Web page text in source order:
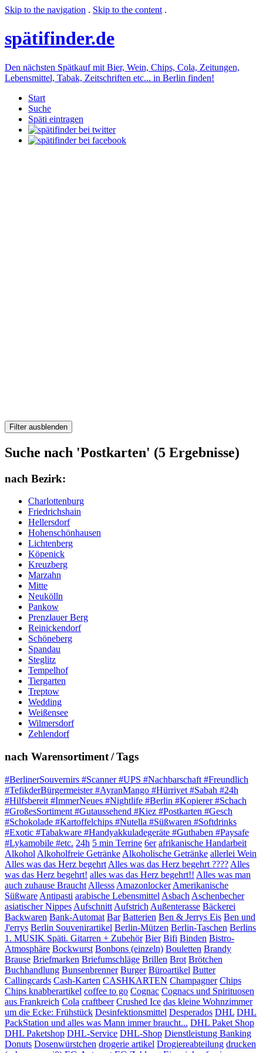
Skip to the navigation . Skip to the content .
spätifinder.de
Den nächsten Spätkauf mit Bier, Wein, Chips, Cola, Zeitungen,
Lebensmittel, Tabak, Zeitschriften etc... in Berlin finden!
Start
Suche
Späti eintragen
Filter ausblenden
Suche nach 'Postkarten' (5 Ergebnisse)
nach Bezirk:
Charlottenburg
Friedrichshain
Hellersdorf
Hohenschönhausen
Lichtenberg
Köpenick
Kreuzberg
Marzahn
Mitte
Neukölln
Pankow
Prenzlauer Berg
Reinickendorf
Schöneberg
Spandau
Steglitz
Tempelhof
Tiergarten
Treptow
Wedding
Weißensee
Wilmersdorf
Zehlendorf
nach Warensortiment / Tags
#BerlinerSouvernirs #Scanner #UPS #Nachbarschaft #Freundlich
#TefikderBürgermeister #AyranMango #Hürriyet #Sabah #24h
#Hilfsbereit #ImmerNeues #Nightlife #Berlin #Kopierer #Schach
#GroßesSortiment #Gutaussehend #Kiez #Postkarten #Gesch
#Schokolade #Kartoffelchips #Nutella #Süßwaren #Softdrinks
#Exotic #Tabakware #Handyakkuladegeräte #Guthaben #Paysafe
#Lykamobile #etc. 24h 5 min Terrine 6er afrikanische Handarbeit
Alkohol Alkoholfreie Getränke Alkoholische Getränke allerlei Wein
Alles was das Herz begehrt Alles was das Herz begehrt ???? Alles
was das Herz begehrt! alles was das Herz begehrt!! Alles was man
auch zuhause Braucht Allesss Amazonlocker Amerikanische
Süßware Antipasti arabische Lebensmittel Asbach Aschenbecher
asiatischer Nippes Aufschnitt Aufstrich Außenterasse Bäckerei
Backwaren Bank-Automat Bar Batterien Ben & Jerrys Eis Ben und
J'errys Berlin Souvenirartikel Berlin-Mützen Berlin-Taschen Berlins
1. MUSIK Späti. Gitarren + Zubehör Bier Bifi Binden Bistro-
Atmosphäre Bockwurst Bonbons (einzeln) Bouletten Brandy
Brause Briefmarken Briefumschläge Brillen Brot Brötchen
Buchhandlung Bunsenbrenner Burger Büroartikel Butter
Callingcards Cash-Karten CASHKARTEN Champagner Chips
Chips knabberartikel coffee to go Cognac Cognacs und Spirituosen
aus Frankreich Cola craftbeer Crushed Ice das kleine Wohnzimmer
um die Ecke: Frühstück Desinfektionsmittel Desperados DHL DHL
PackStation und alles was Mann immer braucht... DHL Paket Shop
DHL Paketshop DHL-Service DHL-Shop Dienstleistung Banking
Donuts Dosenwürstchen drogerie artikel Drogiereabteilung drucken